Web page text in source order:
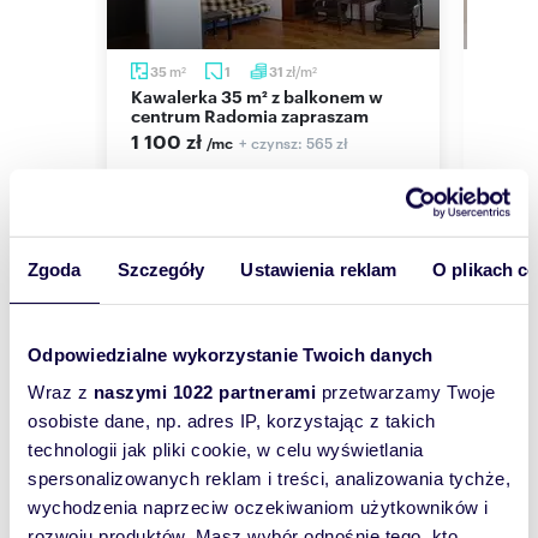
Zgoda Szczegóły Ustawienia reklam O plikach
Odpowiedzialne wykorzystanie Twoich danych
Wraz z naszymi 1022 partnerami przetwarzamy Twoje
osobiste dane, np. adres IP, korzystając z takich
technologii jak pliki cookie, w celu wyświetlania
spersonalizowanych reklam i treści, analizowania tychże,
wychodzenia naprzeciw oczekiwaniom użytkowników i
Nr licencji zawodowej: 12131
35 m2 1 31 zł/m2
Kawalerka 35 m² z balkonem w
centrum Radomia zapraszam
1 100 zł /mc + czynsz: 565 zł
Wyślij
wiadomość
To najlepszy
sposób, aby
właściciel